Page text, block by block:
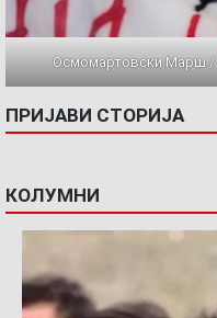
Осмомартовски Марш /
ПРИЈАВИ СТОРИЈА
КОЛУМНИ